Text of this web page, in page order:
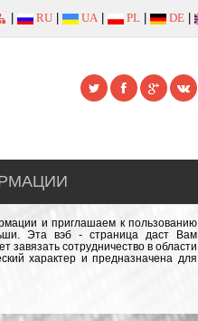
RU UA PL DE
и приглашаем к пользованию
Эта вэб - страница даст Вам
сотрудничество в области
характер и предназначена для